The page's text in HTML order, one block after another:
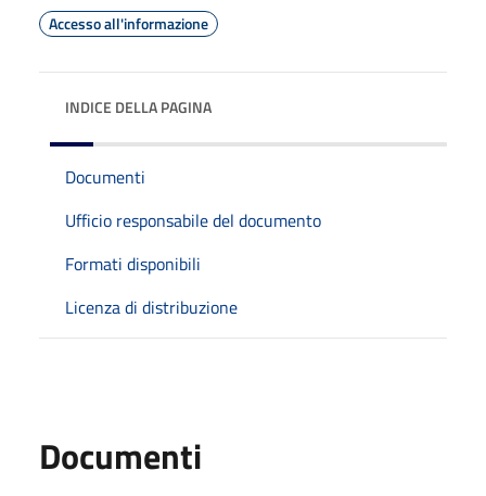
Accesso all'informazione
INDICE DELLA PAGINA
Documenti
Ufficio responsabile del documento
Formati disponibili
Licenza di distribuzione
Documenti